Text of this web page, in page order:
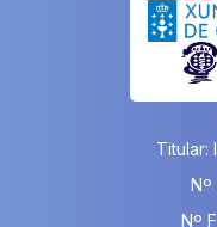
Titular:
Nº
Nº